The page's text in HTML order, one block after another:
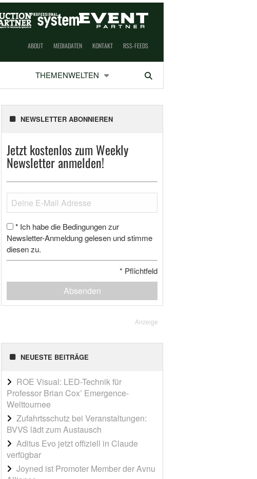
ABOUT MEDIADATEN KONTAKT RSS-FEEDS
THEMENWELTEN Suchen
NEWSLETTER ABONNIEREN
Jetzt kostenlos zum Weekly
Newsletter anmelden!
* Ich habe die Bedingungen zur
Newsletter-Anmeldung gelesen und stimme
diesen zu.
* Pflichtfeld
Absenden
Anzeige
NEUESTE BEITRÄGE
ROE Visual: LED-Technik für
Professor Brian Cox’ Emergence-
Welttournee
Zufahrtsschutz bei Veranstaltungen:
BVVS lädt zum Austausch
Aditus Evo jetzt offiziell in Claude
verfügbar
Joyned ist Promoter Member der Avnu